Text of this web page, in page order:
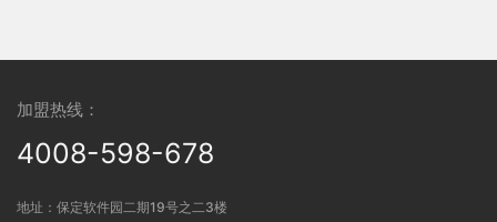
加盟热线：
4008-598-678
地址：保定软件园二期19号之二3楼